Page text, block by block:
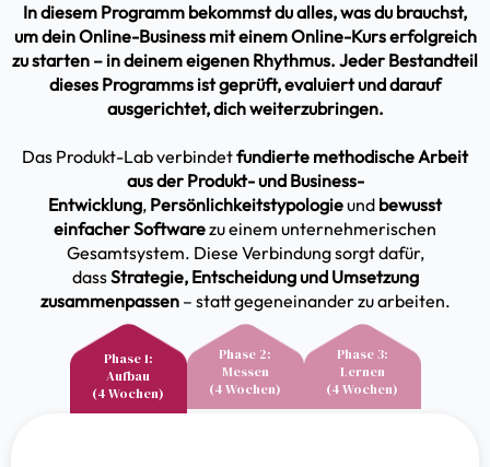
In diesem Programm bekommst du alles, was du brauchst,
um dein Online-Business mit einem Online-Kurs erfolgreich
zu starten – in deinem eigenen Rhythmus. Jeder Bestandteil
dieses Programms ist geprüft, evaluiert und darauf
ausgerichtet, dich weiterzubringen.
Das Produkt-Lab verbindetfundierte methodische Arbeit
aus der Produkt- und Business-
Entwicklung, Persönlichkeitstypologieund bewusst
einfacher Softwarezu einem unternehmerischen
Gesamtsystem. Diese Verbindung sorgt dafür,
dassStrategie, Entscheidung und Umsetzung
zusammenpassen– statt gegeneinander zu arbeiten.
Phase 1:
Aufbau
(4 Wochen)
Phase 2:
Messen
(4 Wochen)
Phase 3:
Lernen
(4 Wochen)